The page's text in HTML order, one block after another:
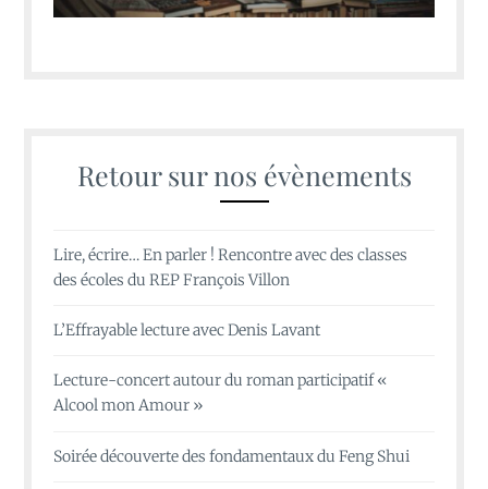
Retour sur nos évènements
Lire, écrire… En parler ! Rencontre avec des classes
des écoles du REP François Villon
L’Effrayable lecture avec Denis Lavant
Lecture-concert autour du roman participatif «
Alcool mon Amour »
Soirée découverte des fondamentaux du Feng Shui